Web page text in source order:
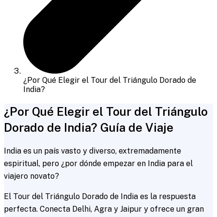
¿Por Qué Elegir el Tour del Triángulo Dorado de
India?
¿Por Qué Elegir el Tour del Triángulo
Dorado de India? Guía de Viaje
India es un país vasto y diverso, extremadamente
espiritual, pero ¿por dónde empezar en India para el
viajero novato?
El Tour del Triángulo Dorado de India es la respuesta
perfecta. Conecta Delhi, Agra y Jaipur y ofrece un gran